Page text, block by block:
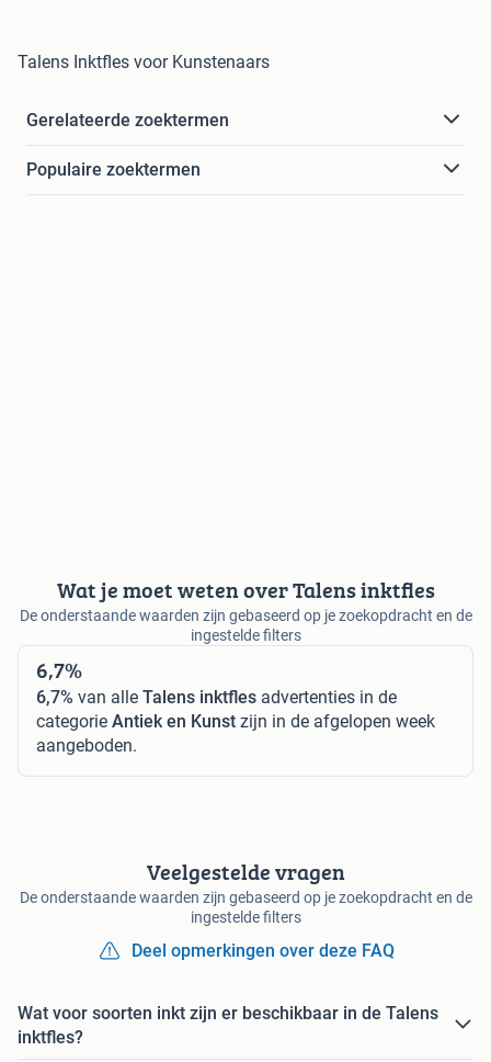
Talens Inktfles voor Kunstenaars
Gerelateerde zoektermen
Populaire zoektermen
Wat je moet weten over Talens inktfles
De onderstaande waarden zijn gebaseerd op je zoekopdracht en de
ingestelde filters
6,7%
6,7% van alle Talens inktfles advertenties in de
categorie Antiek en Kunst zijn in de afgelopen week
aangeboden.
Veelgestelde vragen
De onderstaande waarden zijn gebaseerd op je zoekopdracht en de
ingestelde filters
Deel opmerkingen over deze FAQ
Wat voor soorten inkt zijn er beschikbaar in de Talens
inktfles?